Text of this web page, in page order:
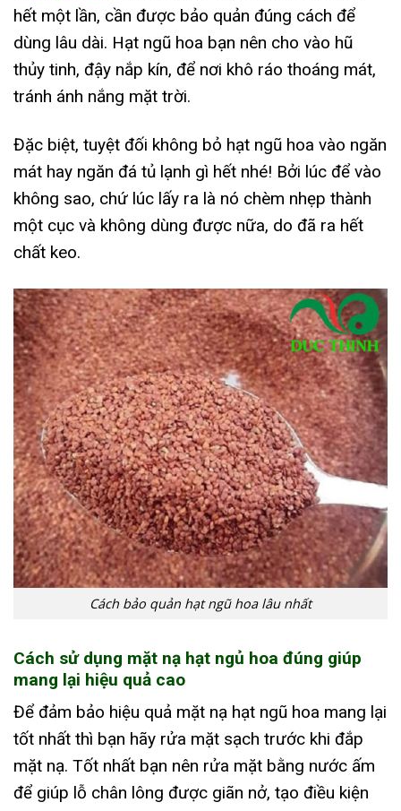
hết một lần, cần được bảo quản đúng cách để
dùng lâu dài. Hạt ngũ hoa bạn nên cho vào hũ
thủy tinh, đậy nắp kín, để nơi khô ráo thoáng mát,
tránh ánh nắng mặt trời.
Đặc biệt, tuyệt đối không bỏ hạt ngũ hoa vào ngăn
mát hay ngăn đá tủ lạnh gì hết nhé! Bởi lúc để vào
không sao, chứ lúc lấy ra là nó chèm nhẹp thành
một cục và không dùng được nữa, do đã ra hết
chất keo.
Cách bảo quản hạt ngũ hoa lâu nhất
Cách sử dụng mặt nạ hạt ngủ hoa đúng giúp
mang lại hiệu quả cao
Để đảm bảo hiệu quả mặt nạ hạt ngũ hoa mang lại
tốt nhất thì bạn hãy rửa mặt sạch trước khi đắp
mặt nạ. Tốt nhất bạn nên rửa mặt bằng nước ấm
để giúp lỗ chân lông được giãn nở, tạo điều kiện